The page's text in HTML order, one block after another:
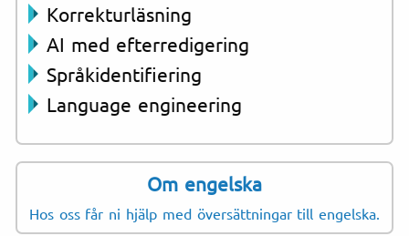
Korrekturläsning
AI med efterredigering
Språkidentifiering
Language engineering
Om engelska
Hos oss får ni hjälp med översättningar till engelska.